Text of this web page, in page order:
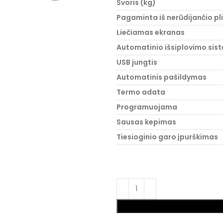
Svoris (kg)
Pagaminta iš nerūdijančio
Liečiamas ekranas
Automatinio išsiplovimo
USB jungtis
Automatinis pašildymas
Termo adata
Programuojama
Sausas kepimas
Tiesioginio garo įpurškimas